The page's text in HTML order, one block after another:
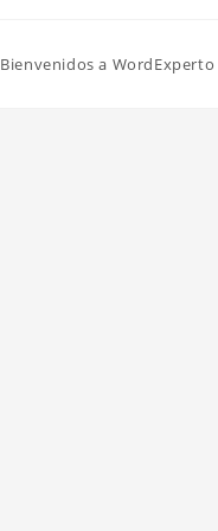
Bienvenidos a WordExperto